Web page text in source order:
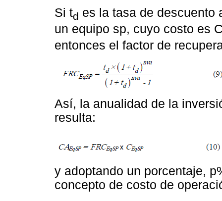
Si td es la tasa de descuento
un equipo sp, cuyo costo es
entonces el factor de
Así, la anualidad de la
resulta:
y adoptando un porcentaje,
concepto de costo de